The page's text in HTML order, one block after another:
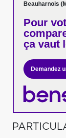
Beauharnois
Pour
ça vaut
Demandez